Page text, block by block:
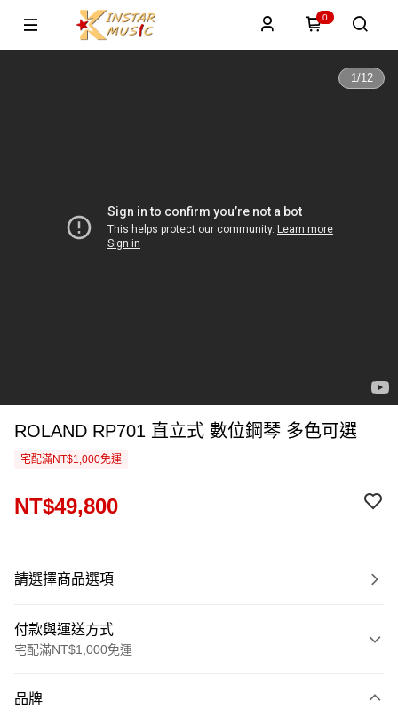
0
1/12
ROLAND RP701 直立式 數位鋼琴 多色可選
宅配滿NT$1,000免運
NT$49,800
請選擇商品選項
付款與運送方式
宅配滿NT$1,000免運
信用卡一次付款
品牌